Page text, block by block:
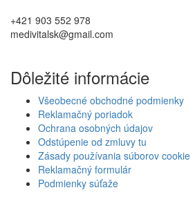
+421 903 552 978
medivitalsk@gmail.com
Dôležité informácie
Všeobecné obchodné podmienky
Reklamačný poriadok
Ochrana osobných údajov
Odstúpenie od zmluvy tu
Zásady používania súborov cookie
Reklamačný formulár
Podmienky súťaže